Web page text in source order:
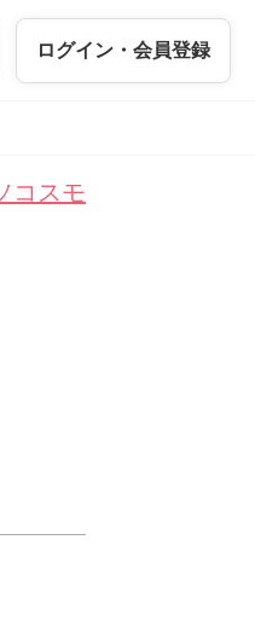
ログイン・ 会員登録
コスモ